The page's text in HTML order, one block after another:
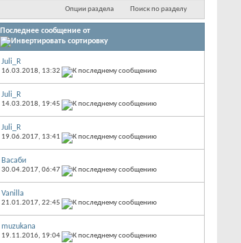
Опции раздела Поиск по разделу
Последнее сообщение от
Juli_R
16.03.2018, 13:32
Juli_R
14.03.2018, 19:45
Juli_R
19.06.2017, 13:41
Васаби
30.04.2017, 06:47
Vanilla
21.01.2017, 22:45
muzukana
19.11.2016, 19:04